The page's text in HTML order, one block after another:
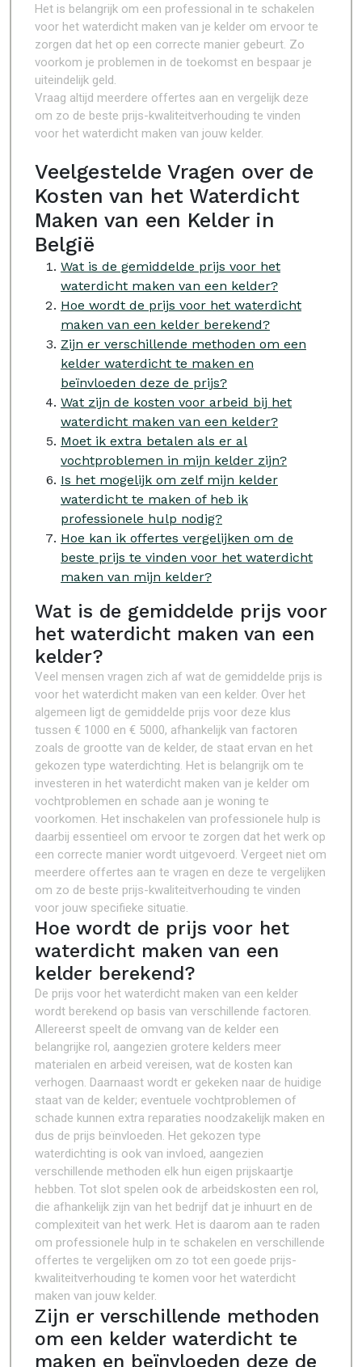
Het is belangrijk om een professional in te schakelen
voor het waterdicht maken van je kelder om ervoor te
zorgen dat het op een correcte manier gebeurt. Zo
voorkom je problemen in de toekomst en bespaar je
uiteindelijk geld.
Vraag altijd meerdere offertes aan en vergelijk deze
om zo de beste prijs-kwaliteitverhouding te vinden
voor het waterdicht maken van jouw kelder.
Veelgestelde Vragen over de
Kosten van het Waterdicht
Maken van een Kelder in
België
Wat is de gemiddelde prijs voor het
waterdicht maken van een kelder?
Hoe wordt de prijs voor het waterdicht
maken van een kelder berekend?
Zijn er verschillende methoden om een
kelder waterdicht te maken en
beïnvloeden deze de prijs?
Wat zijn de kosten voor arbeid bij het
waterdicht maken van een kelder?
Moet ik extra betalen als er al
vochtproblemen in mijn kelder zijn?
Is het mogelijk om zelf mijn kelder
waterdicht te maken of heb ik
professionele hulp nodig?
Hoe kan ik offertes vergelijken om de
beste prijs te vinden voor het waterdicht
maken van mijn kelder?
Wat is de gemiddelde prijs voor
het waterdicht maken van een
kelder?
Veel mensen vragen zich af wat de gemiddelde prijs is
voor het waterdicht maken van een kelder. Over het
algemeen ligt de gemiddelde prijs voor deze klus
tussen € 1000 en € 5000, afhankelijk van factoren
zoals de grootte van de kelder, de staat ervan en het
gekozen type waterdichting. Het is belangrijk om te
investeren in het waterdicht maken van je kelder om
vochtproblemen en schade aan je woning te
voorkomen. Het inschakelen van professionele hulp is
daarbij essentieel om ervoor te zorgen dat het werk op
een correcte manier wordt uitgevoerd. Vergeet niet om
meerdere offertes aan te vragen en deze te vergelijken
om zo de beste prijs-kwaliteitverhouding te vinden
voor jouw specifieke situatie.
Hoe wordt de prijs voor het
waterdicht maken van een
kelder berekend?
De prijs voor het waterdicht maken van een kelder
wordt berekend op basis van verschillende factoren.
Allereerst speelt de omvang van de kelder een
belangrijke rol, aangezien grotere kelders meer
materialen en arbeid vereisen, wat de kosten kan
verhogen. Daarnaast wordt er gekeken naar de huidige
staat van de kelder; eventuele vochtproblemen of
schade kunnen extra reparaties noodzakelijk maken en
dus de prijs beïnvloeden. Het gekozen type
waterdichting is ook van invloed, aangezien
verschillende methoden elk hun eigen prijskaartje
hebben. Tot slot spelen ook de arbeidskosten een rol,
die afhankelijk zijn van het bedrijf dat je inhuurt en de
complexiteit van het werk. Het is daarom aan te raden
om professionele hulp in te schakelen en verschillende
offertes te vergelijken om zo tot een goede prijs-
kwaliteitverhouding te komen voor het waterdicht
maken van jouw kelder.
Zijn er verschillende methoden
om een kelder waterdicht te
maken en beïnvloeden deze de